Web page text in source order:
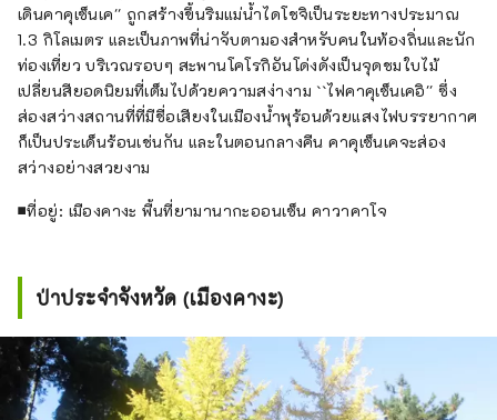
เดินคาคุเซ็นเค'' ถูกสร้างขึ้นริมแม่น้ำไดโชจิเป็นระยะทางประมาณ
1.3 กิโลเมตร และเป็นภาพที่น่าจับตามองสำหรับคนในท้องถิ่นและนัก
ท่องเที่ยว บริเวณรอบๆ สะพานโคโรกิอันโด่งดังเป็นจุดชมใบไม้
เปลี่ยนสียอดนิยมที่เต็มไปด้วยความสง่างาม ``ไฟคาคุเซ็นเคอิ'' ซึ่ง
ส่องสว่างสถานที่ที่มีชื่อเสียงในเมืองน้ำพุร้อนด้วยแสงไฟบรรยากาศ
ก็เป็นประเด็นร้อนเช่นกัน และในตอนกลางคืน คาคุเซ็นเคจะส่อง
สว่างอย่างสวยงาม
■ที่อยู่: เมืองคางะ พื้นที่ยามานากะออนเซ็น คาวาคาโจ
ป่าประจำจังหวัด (เมืองคางะ)